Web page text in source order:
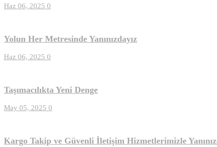
Haz 06, 2025 0
Yolun Her Metresinde Yanınızdayız
Haz 06, 2025 0
Taşımacılıkta Yeni Denge
May 05, 2025 0
Kargo Takip ve Güvenli İletişim Hizmetlerimizle